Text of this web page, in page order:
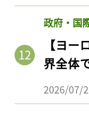
政府・国
【ヨ
界全体
2026/07/